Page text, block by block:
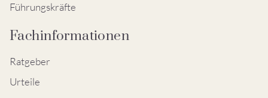
Führungskräfte
Fachinformationen
Ratgeber
Urteile